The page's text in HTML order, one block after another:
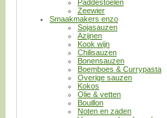
Paddestoelen
Zeewier
Smaakmakers enzo
Sojasauzen
Azijnen
Kook wijn
Chilisauzen
Bonensauzen
Boemboes & Currypasta
Overige sauzen
Kokos
Olie & vetten
Bouillon
Noten en zaden